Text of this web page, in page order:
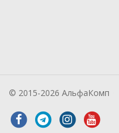
© 2015-2026 АльфаКомп